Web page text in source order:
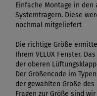
Einfache Montage in den
Systemträgern. Diese
nochmal mitgeliefert
Die richtige Größe
Ihrem VELUX Fenster.
der oberen
Der Größencode im
der gewählten Größe
Fragen zur Größe sind